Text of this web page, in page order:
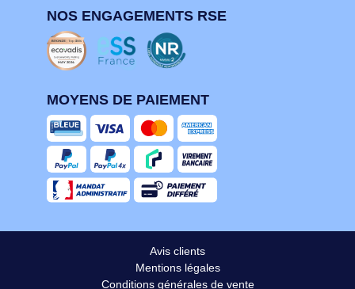
NOS ENGAGEMENTS RSE
MOYENS DE PAIEMENT
Avis clients
Mentions légales
Conditions générales de vente